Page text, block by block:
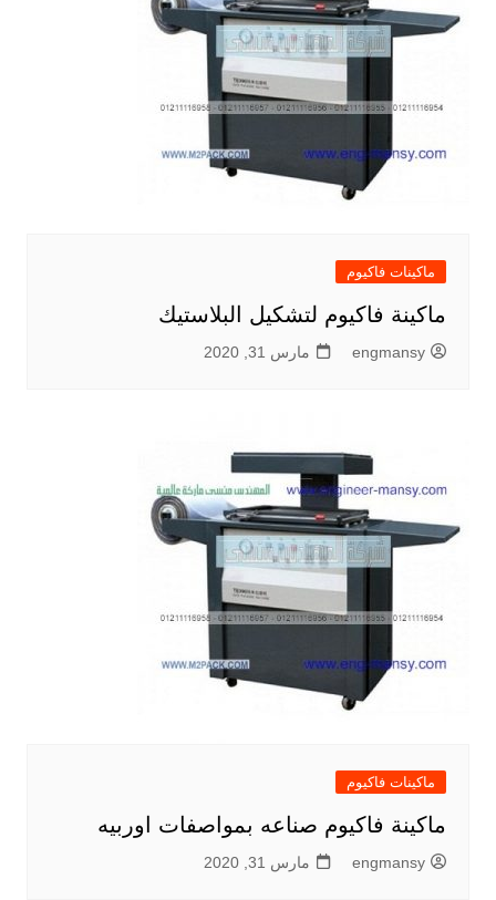
ماكينات فاكيوم
ماكينة فاكيوم لتشكيل البلاستيك
engmansy مارس 31, 2020
ماكينات فاكيوم
ماكينة فاكيوم صناعه بمواصفات اوربيه
engmansy مارس 31, 2020